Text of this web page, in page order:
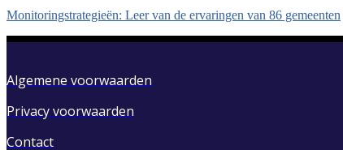
Monitoringstrategieën: Leer van de ervaringen van 86 gemeenten
Algemene voorwaarden
Privacy voorwaarden
Contact